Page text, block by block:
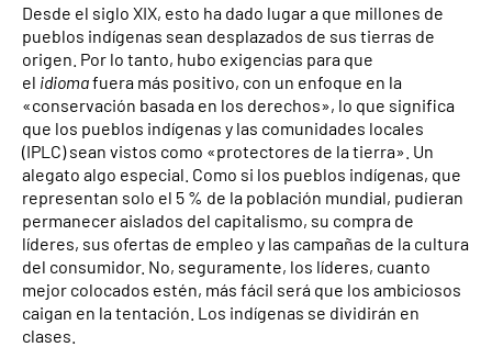
Desde el siglo XIX, esto ha dado lugar a que millones de
pueblos indígenas sean desplazados de sus tierras de
origen. Por lo tanto, hubo exigencias para que
el idiomafuera más positivo, con un enfoque en la
«conservación basada en los derechos», lo que significa
que los pueblos indígenas y las comunidades locales
(IPLC) sean vistos como «protectores de la tierra». Un
alegato algo especial. Como si los pueblos indígenas, que
representan solo el 5 % de la población mundial, pudieran
permanecer aislados del capitalismo, su compra de
líderes, sus ofertas de empleo y las campañas de la cultura
del consumidor. No, seguramente, los líderes, cuanto
mejor colocados estén, más fácil será que los ambiciosos
caigan en la tentación. Los indígenas se dividirán en
clases.